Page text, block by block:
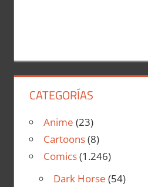
CATEGORÍAS
Anime (23)
Cartoons(8)
Comics(1.246)
Dark Horse (54)